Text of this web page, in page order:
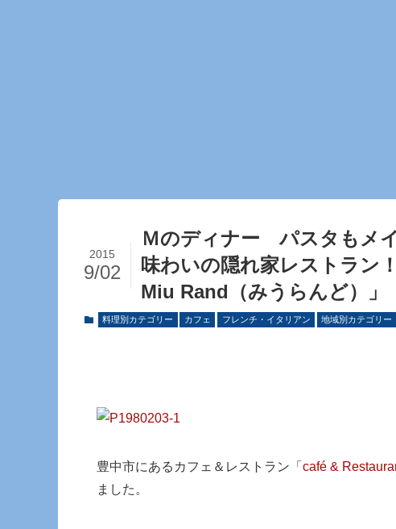
Ｍのディナー パスタもメ
味わいの隠れ家レストラ
Miu Rand（みうらんど）」
2015
9/02
料理別カテゴリー カフェ フレンチ・イタリアン 地域別カテゴリー
豊中市にあるカフェ＆レストラン「 café &
ました。